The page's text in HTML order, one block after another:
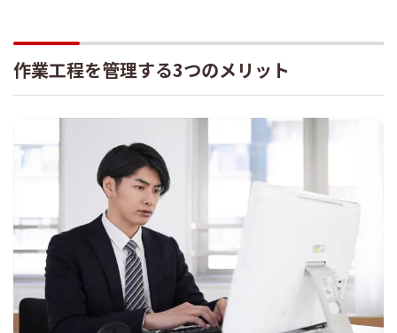
作業工程を管理する3つのメリット